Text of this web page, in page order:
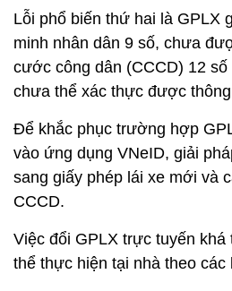
Lỗi phổ biến thứ hai là GPLX
minh nhân dân 9 số, chưa
cước công dân (CCCD) 12
chưa thể xác thực được
Để khắc phục trường hợp
vào ứng dụng VNeID, giải
sang giấy phép lái xe mới và
CCCD.
Việc đổi GPLX trực tuyến khá
thể thực hiện tại nhà theo